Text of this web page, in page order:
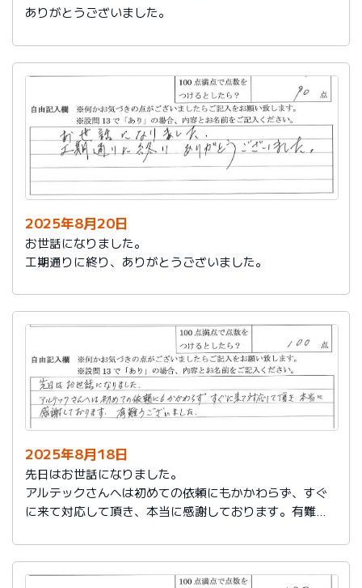
ありがとうございました。
2025年8月20日
お世話になりました。
工期通りに終り、ありがとうございました。
2025年8月18日
先日はお世話になりました。
アルテックさんへは初めての依頼にもかかわらず、すぐ
に来て対応して頂き、本当に感謝しております。有難う